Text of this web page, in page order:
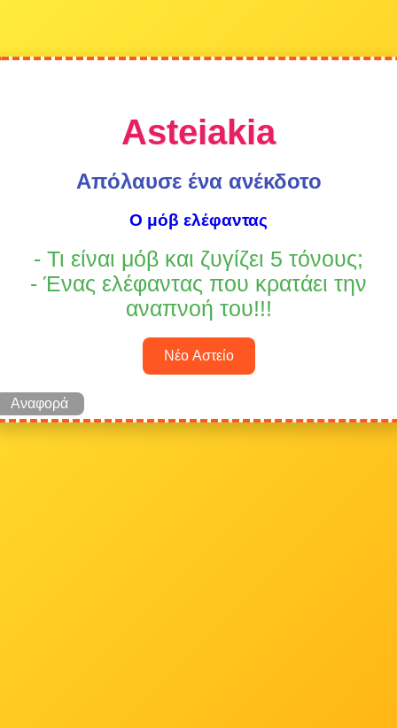
Asteiakia
Απόλαυσε ένα ανέκδοτο
Ο μόβ ελέφαντας
- Τι είναι μόβ και ζυγίζει 5 τόνους;
- Ένας ελέφαντας που κρατάει την
αναπνοή του!!!
Νέο Αστείο
Αναφορά